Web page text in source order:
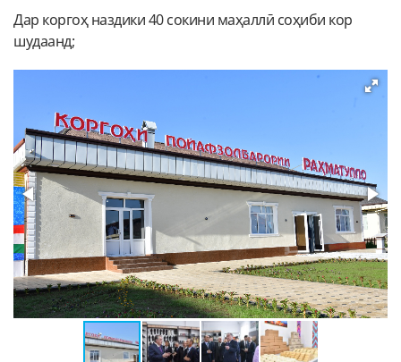
Дар коргоҳ наздики 40 сокини маҳаллӣ соҳиби кор
шудаанд;